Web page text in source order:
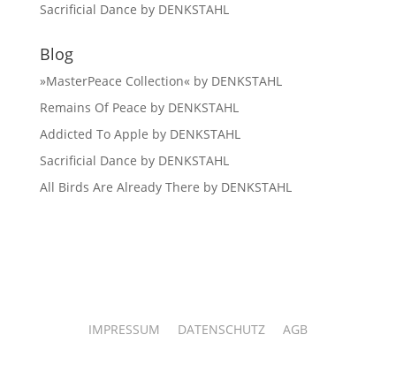
Sacrificial Dance by DENKSTAHL
Blog
»MasterPeace Collection« by DENKSTAHL
Remains Of Peace by DENKSTAHL
Addicted To Apple by DENKSTAHL
Sacrificial Dance by DENKSTAHL
All Birds Are Already There by DENKSTAHL
IMPRESSUM DATENSCHUTZ AGB